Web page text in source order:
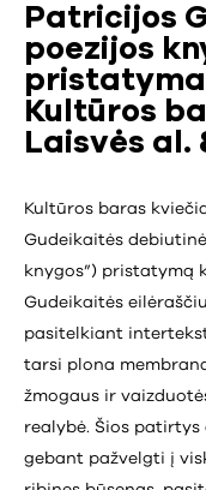
Patricijos
poezijos
Kultūros
Laisvės al.
Kultūros baras
Gudeikaitės
knygos”) pristatymą
Gudeikaitės
pasitelkiant
tarsi plona
žmogaus ir
realybė. Šios
gebant pažvelgti į